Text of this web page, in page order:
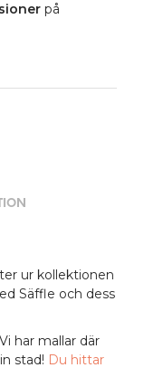
på
ur kollektionen
Säffle och dess
har mallar där
stad! Du hittar